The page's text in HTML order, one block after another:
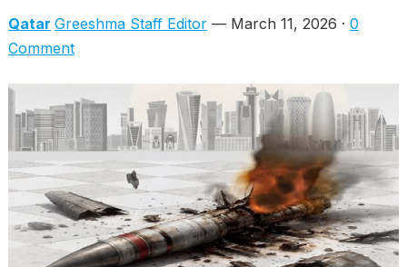
Qatar Greeshma Staff Editor— March 11, 2026 · 0
Comment